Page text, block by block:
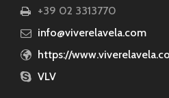
+39 02 3313770
info@viverelavela.com
https://
VLV